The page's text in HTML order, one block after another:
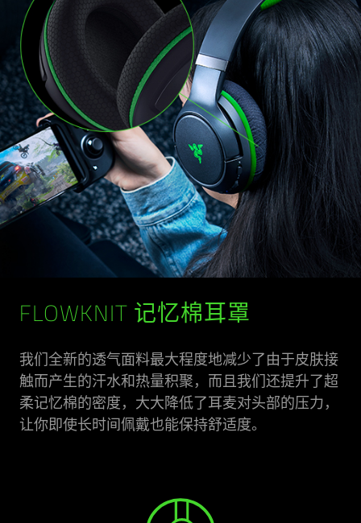
FLOWKNIT 记忆棉耳罩
我们全新的透气面料最大程度地减少了由于皮肤接
触而产生的汗水和热量积聚，而且我们还提升了超
柔记忆棉的密度，大大降低了耳麦对头部的压力，
让你即使长时间佩戴也能保持舒适度。